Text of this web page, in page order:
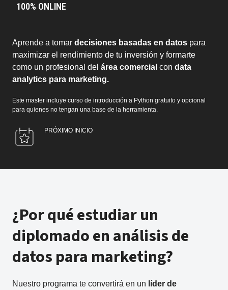
100% ONLINE
Aprende a tomar decisiones basadas en datos para
maximizar el rendimiento de tu inversión y formarte
como un profesional del área comercial con data
analytics para marketing.
Este master incluye curso de introducción a Python gratuito y opcional
para quienes no tengan una base de la herramienta.
PRÓXIMO INICIO
¿Por qué estudiar un
diplomado en análisis de
datos para marketing?
Nuestro programa te convertirá en un líder de